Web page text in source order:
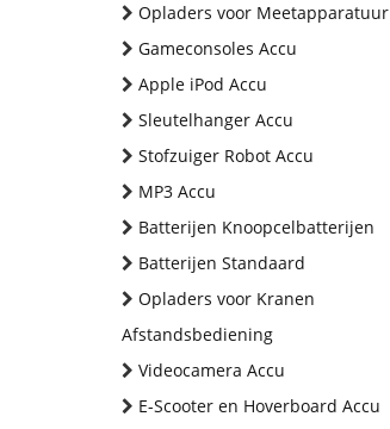
Opladers voor Meetapparatuur
Gameconsoles Accu
Apple iPod Accu
Sleutelhanger Accu
Stofzuiger Robot Accu
MP3 Accu
Batterijen Knoopcelbatterijen
Batterijen Standaard
Opladers voor Kranen
Afstandsbediening
Videocamera Accu
E-Scooter en Hoverboard Accu